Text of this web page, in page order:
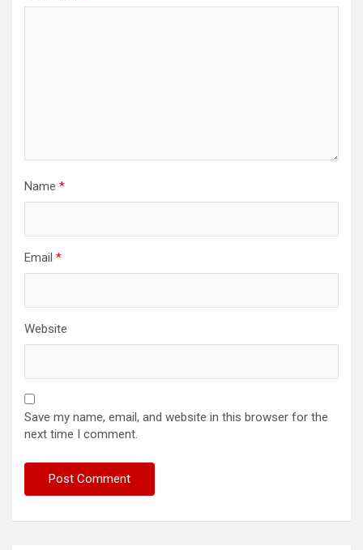
Name *
Email *
Website
Save my name, email, and website in this browser for the
next time I comment.